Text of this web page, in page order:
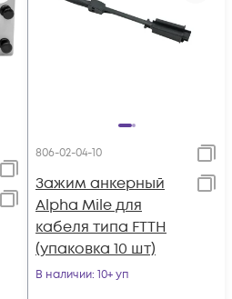
806-02-04-10
Зажим анкерный
Alpha Mile для
кабеля типа FTTH
(упаковка 10 шт)
В наличии: 10+ уп